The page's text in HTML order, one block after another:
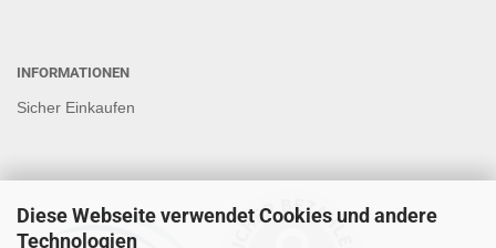
Diese Webseite verwendet Cookies und andere
Technologien
INFORMATIONEN
Sicher Einkaufen